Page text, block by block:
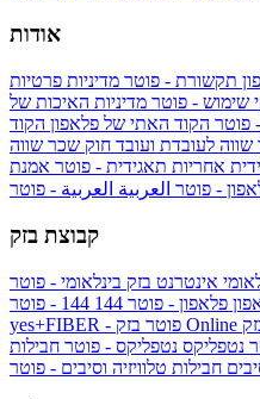
אודות
תקשורת - פוטר מדיניות פרטיות
שימוש - פוטר מדיניות האיכות של
פוטר הקוד האתי של פלאפון הקוד
לעובדת ועובד חוק שכר שווה
אחריות תאגידית - פוטר אמנת
- פוטר العربية العربية - פוטר
קבוצת בזק
אינטרנט בזק בינלאומי - פוטר
פלאפון - פוטר 144
yes+FIBER - פוטר בזק Online
נטפליקס נטפליקס - פוטר חבילות
חבילות טלוויזיה וסיבים - פוטר